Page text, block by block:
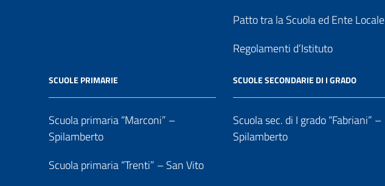
Patto tra la Scuola ed Ente Locale
Regolamenti d’Istituto
SCUOLE PRIMARIE
Scuola primaria “Marconi” –
Spilamberto
Scuola primaria “Trenti” – San Vito
SCUOLE SECONDARIE DI I GRADO
Scuola sec. di I grado “Fabriani” –
Spilamberto